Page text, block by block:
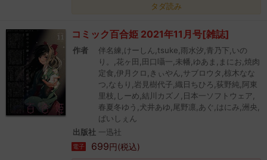
タダ読み
コミック百合姫 2021年11月号[雑誌]
作者
伴名練,けーしん,tsuke,雨水汐,青乃下,いの
り。,花ヶ田,田口囁一,未幡,ゆあま,まにお,焼肉
定食,伊月クロ,きぃやん,サブロウタ,椋木なな
つ,なもり,岩見樹代子,織日ちひろ,荻野純,阿東
里枝,しーめ,結川カズノ,日本一ソフトウェア,
春夏冬ゆう,犬井あゆ,尾野凛,あぐ,はにみ,洲央,
ぱいしぇん
出版社
一迅社
電子 699円(税込)